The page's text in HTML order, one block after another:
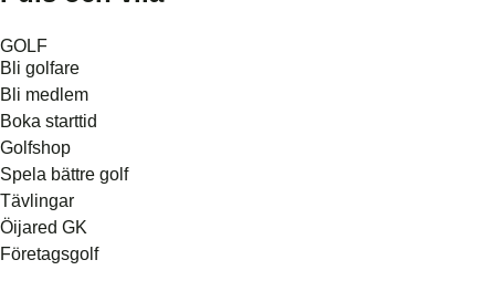
GOLF
Bli golfare
Bli medlem
Boka starttid
Golfshop
Spela bättre golf
Tävlingar
Öijared GK
Företagsgolf